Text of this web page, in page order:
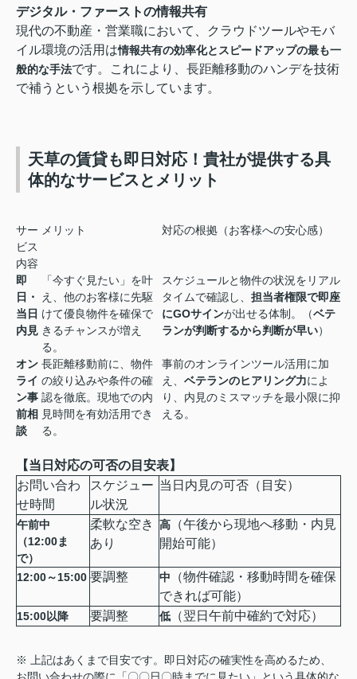
デジタル・ファーストの情報共有
現代の不動産・営業職において、クラウドツールやモバ
イル環境の活用は情報共有の効率化とスピードアップの最も一
般的な手法です。これにより、長距離移動のハンデを技術
で補うという根拠を示しています。
天草の賃貸も即日対応！貴社が提供する具
体的なサービスとメリット
サー
ビス
内容
メリット 対応の根拠（お客様への安心感）
即
日・
当日
内見
「今すぐ見たい」を叶
え、他のお客様に先駆
けて優良物件を確保で
きるチャンスが増え
る。
スケジュールと物件の状況をリアル
タイムで確認し、 担当者権限で即座
にGOサインが出せる体制。（ベテ
ランが判断するから判断が早い）
オン
ライ
ン事
前相
談
長距離移動前に、物件
の絞り込みや条件の確
認を徹底。現地での内
見時間を有効活用でき
る。
事前のオンラインツール活用に加
え、 ベテランのヒアリング力によ
り、内見のミスマッチを最小限に抑
える。
【当日対応の可否の目安表】
お問い合わ
せ時間
スケジュー
ル状況
当日内見の可否（目安）
午前中
（12:00ま
で）
柔軟な空き
あり
高 （午後から現地へ移動・内見
開始可能）
12:00～15:00 要調整 中 （物件確認・移動時間を確保
できれば可能）
15:00以降 要調整 低 （翌日午前中確約で対応）
※ 上記はあくまで目安です。即日対応の確実性を高めるため、
お問い合わせの際に「〇〇日〇時までに見たい」という具体的な